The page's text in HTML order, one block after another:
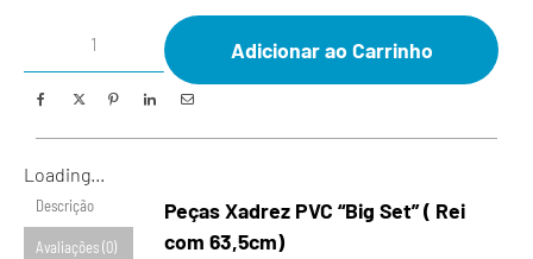
Adicionar ao Carrinho
Loading...
Descrição
Avaliações (0)
Peças Xadrez PVC “Big Set” ( Rei
com 63,5cm)